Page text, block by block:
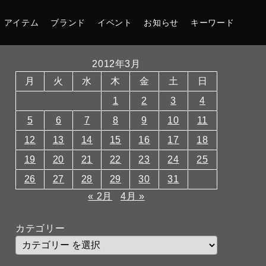
アイテム ブランド イベント お知らせ キーワード
2012年3月
月
火 水 木 金 土
日
1
2 3
4
5
6 7 8 9 10
11
12
13 14 15 16 17
18
19
20 21 22 23 24
25
26
27 28 29 30
31
« 2月
4月 »
カテゴリー